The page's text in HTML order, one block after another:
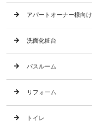
アパートオーナー様向け
洗面化粧台
バスルーム
リフォーム
トイレ